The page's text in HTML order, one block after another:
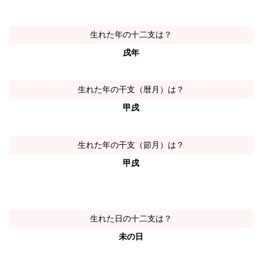
生れた年の十二支は？
戌年
生れた年の干支（暦月）は？
甲戌
生れた年の干支（節月）は？
甲戌
生れた日の十二支は？
未の日